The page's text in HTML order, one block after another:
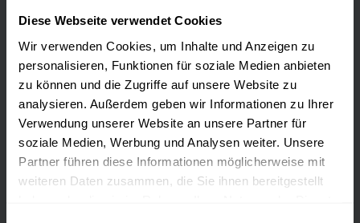
Diese Webseite verwendet Cookies
Wir verwenden Cookies, um Inhalte und Anzeigen zu
personalisieren, Funktionen für soziale Medien anbieten
zu können und die Zugriffe auf unsere Website zu
analysieren. Außerdem geben wir Informationen zu Ihrer
Verwendung unserer Website an unsere Partner für
soziale Medien, Werbung und Analysen weiter. Unsere
Partner führen diese Informationen möglicherweise mit
weiteren Daten zusammen, die Sie ihnen bereitgestellt